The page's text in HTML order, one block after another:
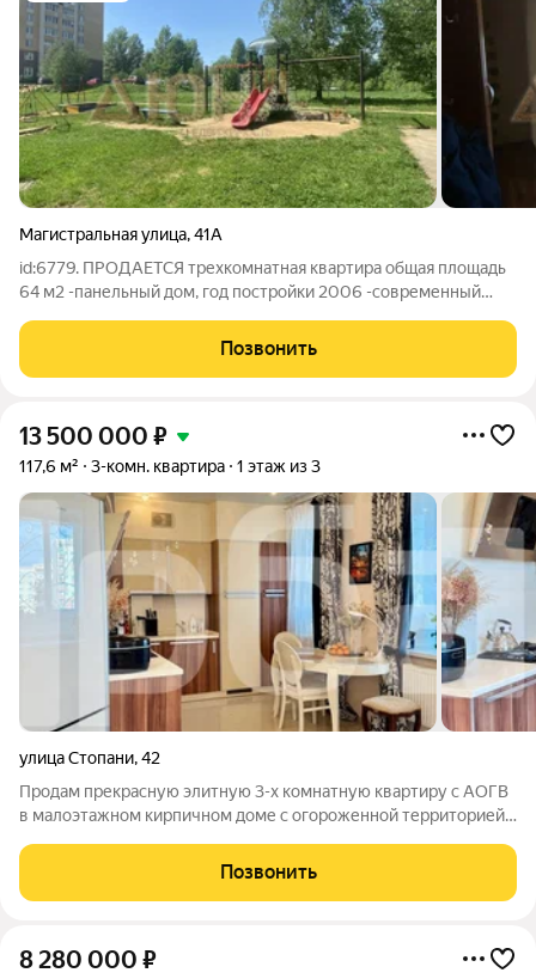
Магистральная улица,41А
id:6779. ПРОДАЕТСЯ трехкомнатная квaртиpа общая площадь
64 м2 -панельный дом, год постройки 2006 -современный
плитке - просторная кухня 9м2 - дом оснащен пассажирским
лифтом - показ в удобное
Позвонить
13 500 000 ₽
117,6 м² 3-комн. квартира 1 этаж из 3
улица Стопани,42
Продам прекрасную элитную 3-х комнатную квартиру с АОГВ
в малоэтажном кирпичном доме с огороженной территорией.
разные стороны дома: Большая кухня гостиная 63 м2,
просторная спальня 30 м2 и
Позвонить
8 280 000 ₽